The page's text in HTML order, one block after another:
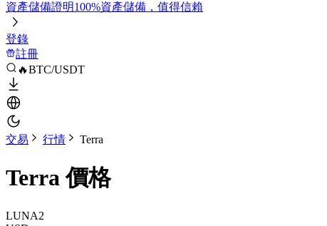
資產儲備證明100%資產儲備，值得信賴
登錄
註冊
🔥BTC/USDT
交易 行情 Terra
Terra 價格
LUNA2